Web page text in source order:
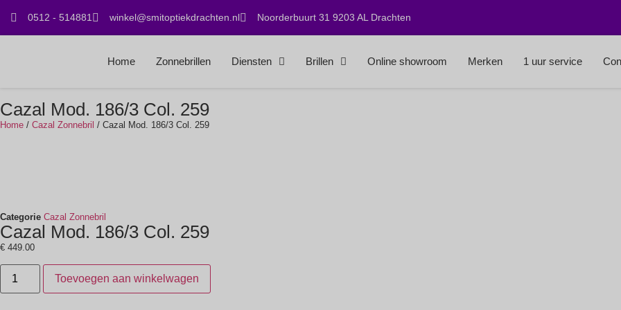
0512 - 514881 winkel@smitoptiekdrachten.nl Noorderbuurt 31 9203 AL Drachten
Home Zonnebrillen Diensten Brillen Online showroom Merken 1 uur service
Cazal Mod. 186/3 Col. 259
Home / Cazal Zonnebril / Cazal Mod. 186/3 Col. 259
Categorie Cazal Zonnebril
Cazal Mod. 186/3 Col. 259
€ 449.00
Toevoegen aan winkelwagen